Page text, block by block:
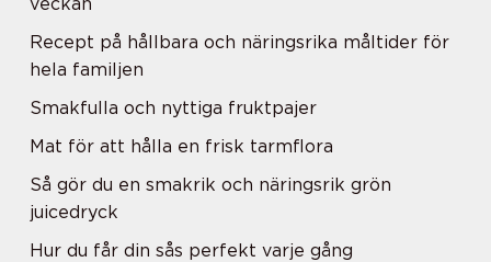
Recept på hållbara och näringsrika måltider för
hela familjen
Smakfulla och nyttiga fruktpajer
Mat för att hålla en frisk tarmflora
Så gör du en smakrik och näringsrik grön
juicedryck
Hur du får din sås perfekt varje gång